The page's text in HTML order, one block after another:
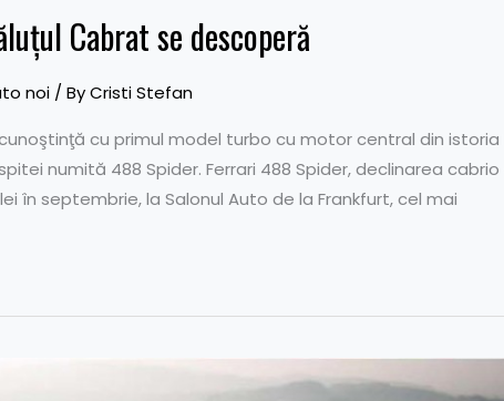
Cabrat se descoperă
noi / ByCristi Stefan
cu primul model turbo cu motor central din istoria
numită 488 Spider. Ferrari 488 Spider, declinarea
în septembrie, la Salonul Auto de la Frankfurt, cel mai